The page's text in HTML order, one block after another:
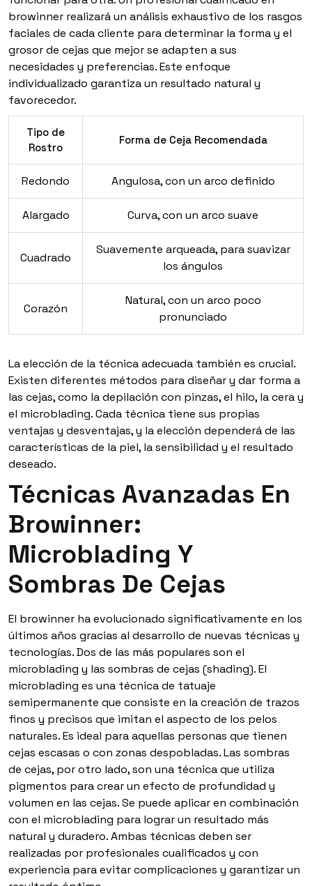
browinner realizará un análisis exhaustivo de los rasgos
faciales de cada cliente para determinar la forma y el
grosor de cejas que mejor se adapten a sus
necesidades y preferencias. Este enfoque
individualizado garantiza un resultado natural y
favorecedor.
Tipo de
Rostro
Forma de Ceja Recomendada
Redondo Angulosa, con un arco definido
Alargado Curva, con un arco suave
Cuadrado
Suavemente arqueada, para suavizar
los ángulos
Corazón
Natural, con un arco poco
pronunciado
La elección de la técnica adecuada también es crucial.
Existen diferentes métodos para diseñar y dar forma a
las cejas, como la depilación con pinzas, el hilo, la cera y
el microblading. Cada técnica tiene sus propias
ventajas y desventajas, y la elección dependerá de las
características de la piel, la sensibilidad y el resultado
deseado.
Técnicas Avanzadas En
Browinner:
Microblading Y
Sombras De Cejas
El browinner ha evolucionado significativamente en los
últimos años gracias al desarrollo de nuevas técnicas y
tecnologías. Dos de las más populares son el
microblading y las sombras de cejas (shading). El
microblading es una técnica de tatuaje
semipermanente que consiste en la creación de trazos
finos y precisos que imitan el aspecto de los pelos
naturales. Es ideal para aquellas personas que tienen
cejas escasas o con zonas despobladas. Las sombras
de cejas, por otro lado, son una técnica que utiliza
pigmentos para crear un efecto de profundidad y
volumen en las cejas. Se puede aplicar en combinación
con el microblading para lograr un resultado más
natural y duradero. Ambas técnicas deben ser
realizadas por profesionales cualificados y con
experiencia para evitar complicaciones y garantizar un